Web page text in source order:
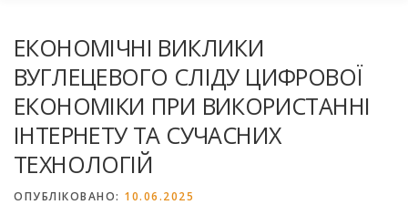
ЕКОНОМІЧНІ ВИКЛИКИ
ВУГЛЕЦЕВОГО СЛІДУ ЦИФРОВОЇ
ЕКОНОМІКИ ПРИ ВИКОРИСТАННІ
ІНТЕРНЕТУ ТА СУЧАСНИХ
ТЕХНОЛОГІЙ
ОПУБЛІКОВАНО: 10.06.2025